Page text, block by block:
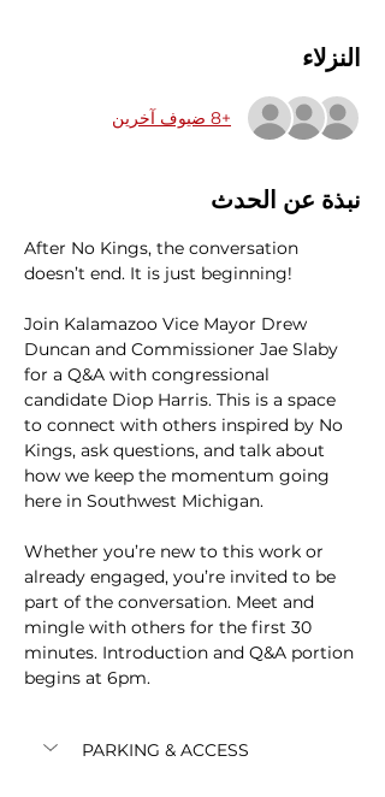
النزلاء
+8 ضيوف آخرين
نبذة عن الحدث
After No Kings, the conversation
doesn’t end. It is just beginning!
Join Kalamazoo Vice Mayor Drew
Duncan and Commissioner Jae Slaby
for a Q&A with congressional
candidate Diop Harris. This is a space
to connect with others inspired by No
Kings, ask questions, and talk about
how we keep the momentum going
here in Southwest Michigan.
Whether you’re new to this work or
already engaged, you’re invited to be
part of the conversation. Meet and
mingle with others for the first 30
minutes. Introduction and Q&A portion
begins at 6pm.
PARKING & ACCESS